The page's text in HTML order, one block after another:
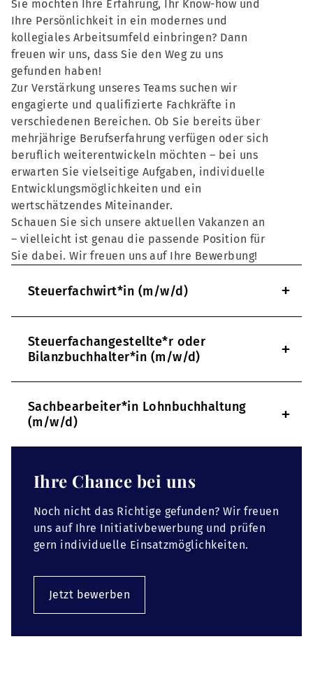
Sie möchten Ihre Erfahrung, Ihr Know-how und
Ihre Persönlichkeit in ein modernes und
kollegiales Arbeitsumfeld einbringen? Dann
freuen wir uns, dass Sie den Weg zu uns
gefunden haben!
Zur Verstärkung unseres Teams suchen wir
engagierte und qualifizierte Fachkräfte in
verschiedenen Bereichen. Ob Sie bereits über
mehrjährige Berufserfahrung verfügen oder sich
beruflich weiterentwickeln möchten – bei uns
erwarten Sie vielseitige Aufgaben, individuelle
Entwicklungsmöglichkeiten und ein
wertschätzendes Miteinander.
Schauen Sie sich unsere aktuellen Vakanzen an
– vielleicht ist genau die passende Position für
Sie dabei. Wir freuen uns auf Ihre Bewerbung!
Steuerfachwirt*in (m/w/d) +
Steuerfachangestellte*r oder
Bilanzbuchhalter*in (m/w/d)
+
Sachbearbeiter*in Lohnbuchhaltung
(m/w/d)
+
Ihre Chance bei uns
Noch nicht das Richtige gefunden? Wir freuen
uns auf Ihre Initiativbewerbung und prüfen
gern individuelle Einsatzmöglichkeiten.
Jetzt bewerben